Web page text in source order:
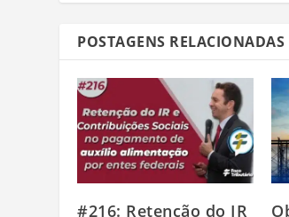
POSTAGENS RELACIONADAS
#216: Retenção do IR